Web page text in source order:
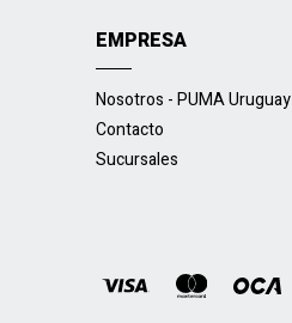
EMPRESA
Nosotros - PUMA Uruguay
Contacto
Sucursales